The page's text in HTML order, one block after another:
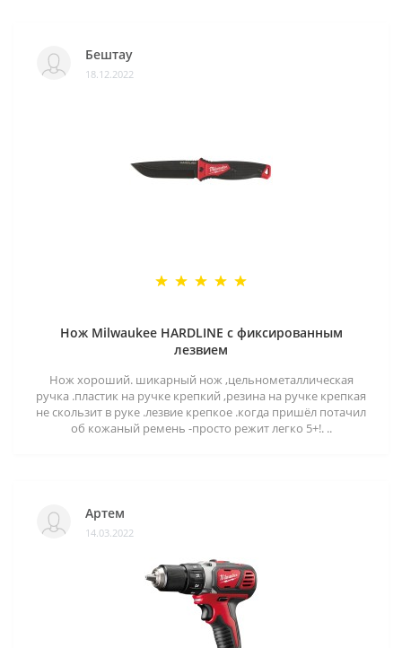
Бештау
18.12.2022
Нож Milwaukee HARDLINE с фиксированным
лезвием
Нож хороший. шикарный нож ,цельнометаллическая
ручка .пластик на ручке крепкий ,резина на ручке крепкая
не скользит в руке .лезвие крепкое .когда пришёл потачил
об кожаный ремень -просто режит легко 5+!. ..
Артем
14.03.2022